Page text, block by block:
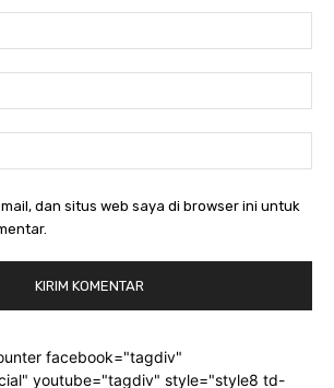
dan situs web saya di browser ini untuk
facebook="tagdiv"
youtube="tagdiv" style="style8 td-